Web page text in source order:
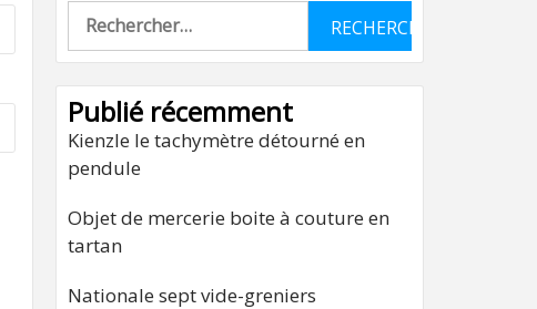
Rechercher :
Publié récemment
Kienzle le tachymètre détourné en
pendule
Objet de mercerie boite à couture en
tartan
Nationale sept vide-greniers